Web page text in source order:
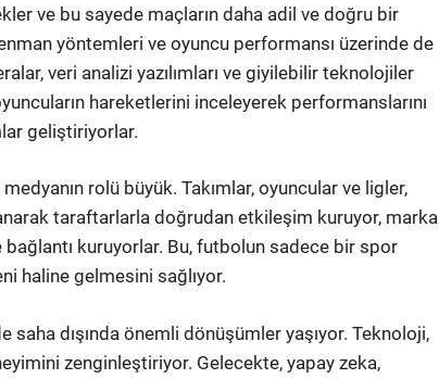
ve bu sayede maçların daha adil ve doğru bir
yöntemleri ve oyuncu performansı üzerinde de
veri analizi yazılımları ve giyilebilir teknolojiler
hareketlerini inceleyerek performanslarını
geliştiriyorlar.
rolü büyük. Takımlar, oyuncular ve ligler,
taraftarlarla doğrudan etkileşim kuruyor, marka
kuruyorlar. Bu, futbolun sadece bir spor
haline gelmesini sağlıyor.
dışında önemli dönüşümler yaşıyor. Teknoloji,
zenginleştiriyor. Gelecekte, yapay zeka,